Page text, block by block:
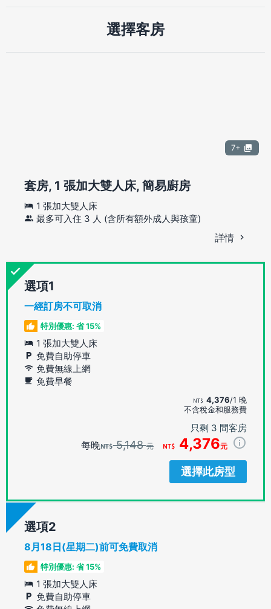
選擇客房
7+
套房, 1 張加大雙人床, 簡易廚房
1 張加大雙人床
最多可入住 3 人 (含所有額外成人與孩童)
詳情
選項
一經訂房不可取消
特別優惠: 省 15%
1 張加大雙人床
免費自助停車
免費無線上網
免費早餐
4,376/1 晚
不含稅金和服務費
只剩 3 間客房
每晚 5,148元 4,376元
選擇此房型
選項
8月18日(星期二)前可免費取消
特別優惠: 省 15%
1 張加大雙人床
免費自助停車